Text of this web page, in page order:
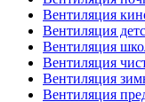
Вентиляция
Вентиляция
Вентиляция
Вентиляция
Вентиляция
Вентиляция